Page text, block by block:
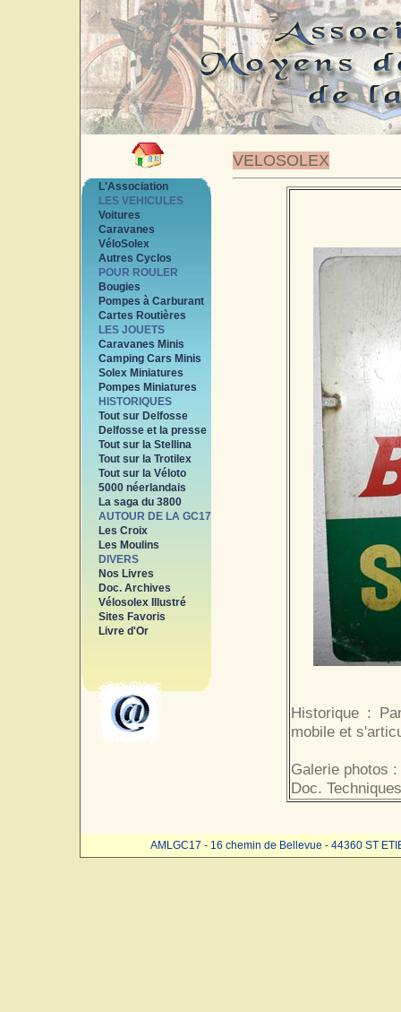
VELOSOLEX
L'Association
LES VEHICULES
Voitures
Caravanes
VéloSolex
Autres Cyclos
POUR ROULER
Bougies
Pompes à Carburant
Cartes Routières
LES JOUETS
Caravanes Minis
Camping Cars Minis
Solex Miniatures
Pompes Miniatures
HISTORIQUES
Tout sur Delfosse
Delfosse et la presse
Tout sur la Stellina
Tout sur la Trotilex
Tout sur la Véloto
5000 néerlandais
La saga du 3800
AUTOUR DE LA GC17
Les Croix
Les Moulins
DIVERS
Nos Livres
Doc. Archives
Vélosolex Illustré
Sites Favoris
Livre d'Or
Historique :
mobile et
Galerie photos :
Doc.
AMLGC17 - 16 chemin de Bellevue - 44360 ST